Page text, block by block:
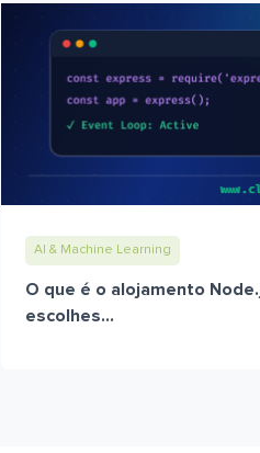
AI & Machine Learning
O que é o alojamento
escolhes...